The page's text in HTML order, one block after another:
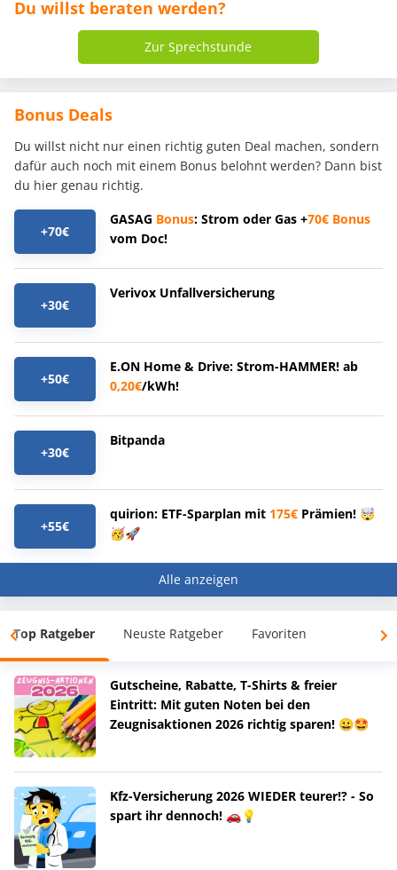
Du willst beraten werden?
Zur Sprechstunde
Bonus Deals
Du willst nicht nur einen richtig guten Deal machen, sondern
dafür auch noch mit einem Bonus belohnt werden? Dann bist
du hier genau richtig.
+70€
GASAG Bonus: Strom oder Gas +70€ Bonus
vom Doc!
+30€
Verivox Unfallversicherung
+50€
E.ON Home & Drive: Strom-HAMMER! ab
0,20€/kWh!
+30€
Bitpanda
+55€
quirion: ETF-Sparplan mit 175€ Prämien! 🤯
🥳🚀
Alle anzeigen
Top Ratgeber Neuste Ratgeber Favoriten
Gutscheine, Rabatte, T-Shirts & freier
Eintritt: Mit guten Noten bei den
Zeugnisaktionen 2026 richtig sparen! 😀🤩
Kfz-Versicherung 2026 WIEDER teurer!? - So
spart ihr dennoch! 🚗💡